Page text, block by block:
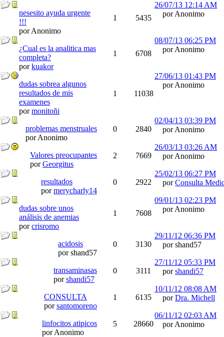
nesesito ayuda urgente
!!!
por Anonimo
1 5435
26/07/13 12:14 AM
por Anonimo
¿Cual es la analitica mas
completa?
porkuakor
1 6708
08/07/13 06:25 PM
por Anonimo
dudas sobrea algunos
resultados de mis
examenes
pormonitoñi
1 11038
27/06/13 01:43 PM
por Anonimo
problemas menstruales
por Anonimo
0 2840
02/04/13 03:39 PM
por Anonimo
Valores preocupantes
porGeorgitus
2 7669
26/03/13 03:26 AM
por Anonimo
resultados
pormerycharly14
0 2922
25/02/13 06:27 PM
porConsulta
dudas sobre unos
análisis de anemias
porcrisromo
1 7608
09/01/13 02:23 PM
por Anonimo
acidosis
por shand57
0 3130
29/11/12 06:36 PM
por shand57
transaminasas
porshandi57
0 3111
27/11/12 05:33 PM
porshandi57
CONSULTA
porsantomoreno
1 6135
10/11/12 08:08 AM
porDra. Michell
linfocitos atipicos
por Anonimo
5 28660
06/11/12 02:03 AM
por Anonimo